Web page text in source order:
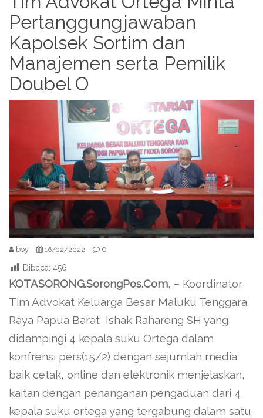
Pertanggungjawaban
Kapolsek Sortim dan
Manajemen serta Pemilik
Doubel O
boy 16/02/2022 0
Dibaca: 456
KOTASORONG.SorongPos.Com, – Koordinator
Tim Advokat Keluarga Besar Maluku Tenggara
Raya Papua Barat Ishak Rahareng SH yang
didampingi 4 kepala suku Ortega dalam
konfrensi pers(15/2) dengan sejumlah media
baik cetak, online dan elektronik menjelaskan,
kaitan dengan penanganan pengaduan dari 4
kepala suku ortega yang tergabung dalam satu